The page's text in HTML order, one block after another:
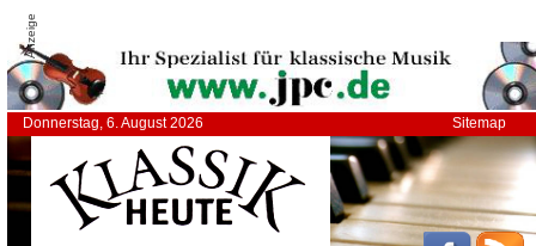
Anzeige
Donnerstag, 6. August 2026 Sitemap